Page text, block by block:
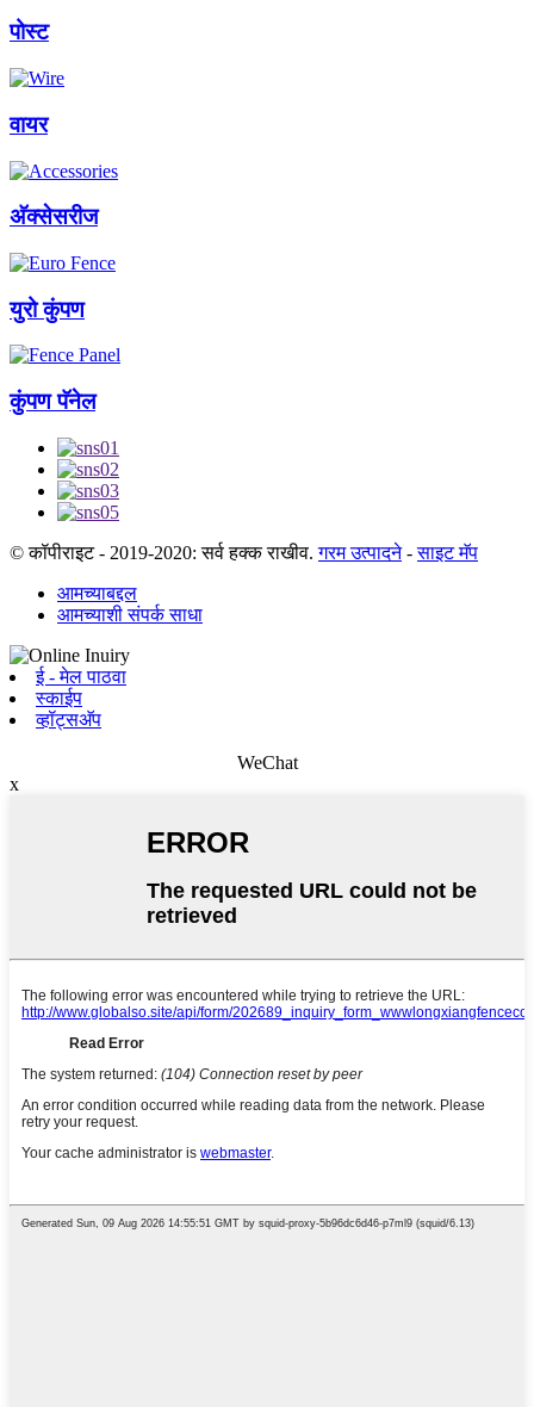
पोस्ट
वायर
अ‍ॅक्सेसरीज
युरो कुंपण
कुंपण पॅनेल
© कॉपीराइट - 2019-2020: सर्व हक्क राखीव.गरम उत्पादने-साइट मॅप
आमच्याबद्दल
आमच्याशी संपर्क साधा
ई - मेल पाठवा
स्काईप
व्हॉट्सअ‍ॅप
WeChat
x